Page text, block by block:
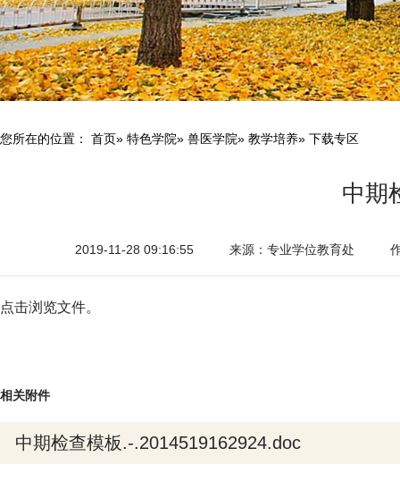
您所在的位置： 首页» 特色学院» 兽医学院» 教学培养» 下载专区
中期
2019-11-28 09:16:55 来源：专业学位教育处
点击浏览文件。
相关附件
中期检查模板.-.2014519162924.doc